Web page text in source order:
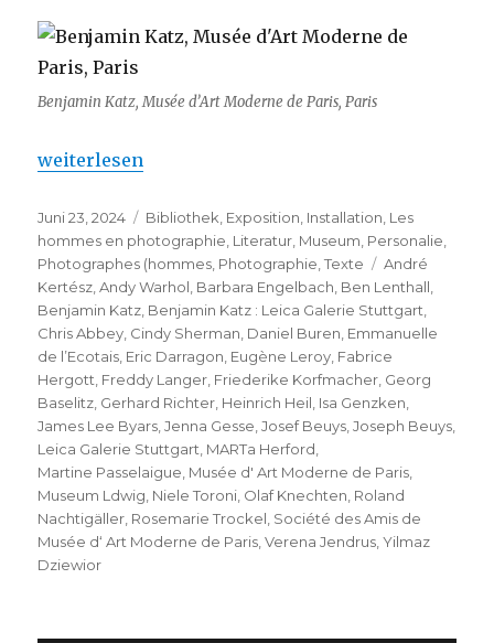
Benjamin Katz, Musée d’Art Moderne de Paris, Paris
„Benjamin Katz : Leica Galerie Stuttgart“
weiterlesen
Veröffentlicht
am
Juni 23, 2024 Kategorien
Bibliothek Exposition Installation Les
hommes en photographie Literatur Museum Personalie
Photographes (hommes Photographie ,Texte Schlagwörter
André
Kertész ,Andy Warhol Barbara Engelbach Ben Lenthall
Benjamin Katz Benjamin Katz : Leica Galerie Stuttgart
Chris Abbey Cindy Sherman Daniel Buren Emmanuelle
de l’Ecotais Eric Darragon Eugène Leroy Fabrice
Hergott Freddy Langer Friederike Korfmacher Georg
Baselitz Gerhard Richter Heinrich Heil Isa Genzken
James Lee Byars ,Jenna Gesse ,Josef Beuys ,Joseph Beuys
Leica Galerie Stuttgart MARTa Herford
Martine Passelaigue Musée d' Art Moderne de Paris
Museum Ldwig Niele Toroni Olaf Knechten Roland
Nachtigäller Rosemarie Trockel Société des Amis de
Musée d‘ Art Moderne de Paris ,Verena Jendrus ,Yilmaz
Dziewior